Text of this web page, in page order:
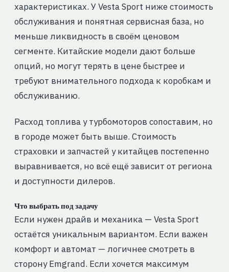
характеристиках. У Vesta Sport ниже стоимость
обслуживания и понятная сервисная база, но
меньше ликвидность в своём ценовом
сегменте. Китайские модели дают больше
опций, но могут терять в цене быстрее и
требуют внимательного подхода к коробкам и
обслуживанию.
Расход топлива у турбомоторов сопоставим, но
в городе может быть выше. Стоимость
страховки и запчастей у китайцев постепенно
выравнивается, но всё ещё зависит от региона
и доступности дилеров.
Что выбрать под задачу
Если нужен драйв и механика — Vesta Sport
остаётся уникальным вариантом. Если важен
комфорт и автомат — логичнее смотреть в
сторону Emgrand. Если хочется максимум